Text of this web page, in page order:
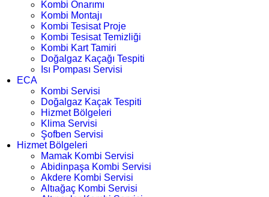
Kombi Onarımı
Kombi Montajı
Kombi Tesisat Proje
Kombi Tesisat Temizliği
Kombi Kart Tamiri
Doğalgaz Kaçağı Tespiti
Isı Pompası Servisi
ECA
Kombi Servisi
Doğalgaz Kaçak Tespiti
Hizmet Bölgeleri
Klima Servisi
Şofben Servisi
Hizmet Bölgeleri
Mamak Kombi Servisi
Abidinpaşa Kombi Servisi
Akdere Kombi Servisi
Altıağaç Kombi Servisi